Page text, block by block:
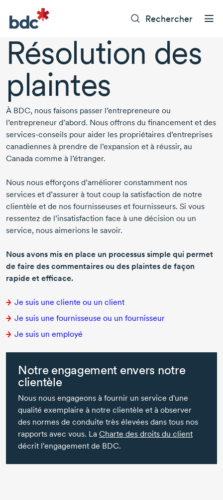
Rechercher
Résolution des
plaintes
À BDC, nous faisons passer l’entrepreneure ou
l’entrepreneur d’abord. Nous offrons du financement et des
services-conseils pour aider les propriétaires d’entreprises
canadiennes à prendre de l’expansion et à réussir, au
Canada comme à l’étranger.
Nous nous efforçons d’améliorer constamment nos
services et d’assurer à tout coup la satisfaction de notre
clientèle et de nos fournisseuses et fournisseurs. Si vous
ressentez de l’insatisfaction face à une décision ou un
service, nous aimerions le savoir.
Nous avons mis en place un processus simple qui permet
de faire des commentaires ou des plaintes de façon
rapide et efficace.
Je suis une cliente ou un client
Je suis une fournisseuse ou un fournisseur
Je suis un employé
Notre engagement envers notre
clientèle
Nous nous engageons à fournir un service d'une
qualité exemplaire à notre clientèle et à observer
des normes de conduite très élevées dans tous nos
rapports avec vous. La Charte des droits du client
décrit l'engagement de BDC.